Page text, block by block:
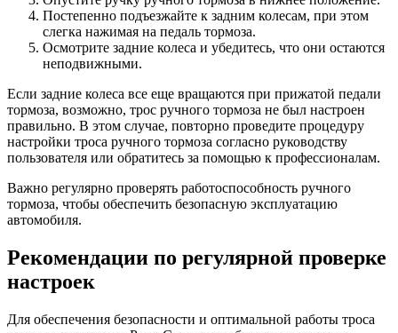
Постепенно подъезжайте к задним колесам, при этом
слегка нажимая на педаль тормоза.
Осмотрите задние колеса и убедитесь, что они остаются
неподвижными.
Если задние колеса все еще вращаются при прижатой педали
тормоза, возможно, трос ручного тормоза не был настроен
правильно. В этом случае, повторно проведите процедуру
настройки троса ручного тормоза согласно руководству
пользователя или обратитесь за помощью к профессионалам.
Важно регулярно проверять работоспособность ручного
тормоза, чтобы обеспечить безопасную эксплуатацию
автомобиля.
Рекомендации по регулярной проверке
настроек
Для обеспечения безопасности и оптимальной работы троса